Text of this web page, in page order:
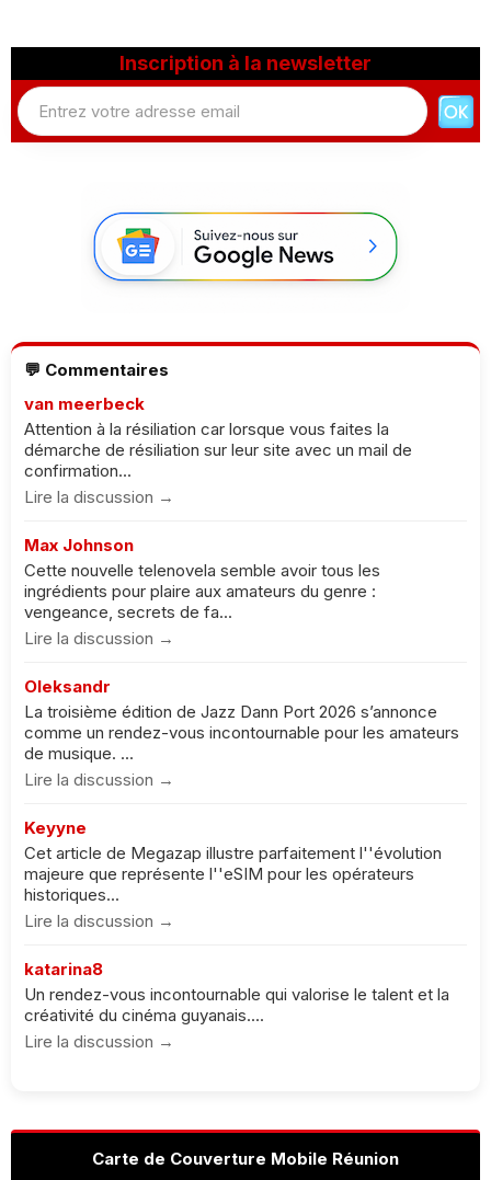
Inscription à la newsletter
💬 Commentaires
van meerbeck
Attention à la résiliation car lorsque vous faites la
démarche de résiliation sur leur site avec un mail de
confirmation...
Lire la discussion →
Max Johnson
Cette nouvelle telenovela semble avoir tous les
ingrédients pour plaire aux amateurs du genre :
vengeance, secrets de fa...
Lire la discussion →
Oleksandr
La troisième édition de Jazz Dann Port 2026 s’annonce
comme un rendez-vous incontournable pour les amateurs
de musique. ...
Lire la discussion →
Keyyne
Cet article de Megazap illustre parfaitement l''évolution
majeure que représente l''eSIM pour les opérateurs
historiques...
Lire la discussion →
katarina8
Un rendez-vous incontournable qui valorise le talent et la
créativité du cinéma guyanais....
Lire la discussion →
Carte de Couverture Mobile Réunion